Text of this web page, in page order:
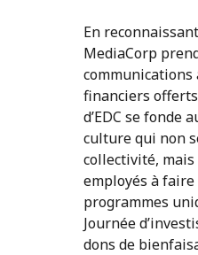
En
MediaCorp
communications
financiers
d’EDC se fonde
culture qui non
collectivité, mais
employés à faire
programmes
Journée
dons de